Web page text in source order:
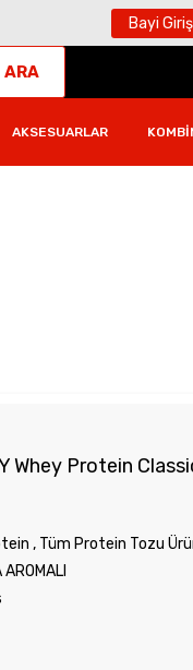
Bayi
ARA
AKSESUARLAR
Whey Protein
, Tüm Protein Tozu
AROMALI